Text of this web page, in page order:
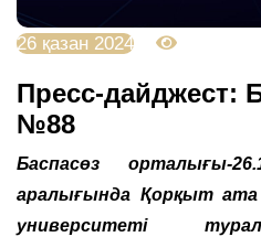
26 қазан 2024
Пресс-дайджест:
№88
Баспасөз орталығы-
аралығында Қорқыт
университеті